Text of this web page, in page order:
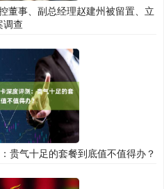
董事、副总经理赵建州被留置、立
调查
贵气十足的套餐到底值不值得办？